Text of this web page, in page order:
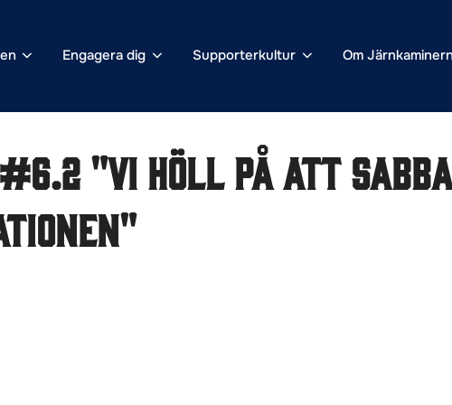
Engagera dig Supporterkultur Om
#6.2 "Vi höll på att